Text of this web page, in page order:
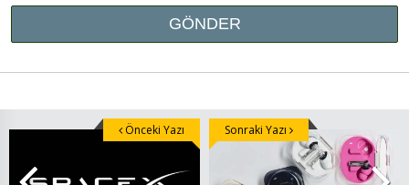
Önceki Yazı Sonraki Yazı